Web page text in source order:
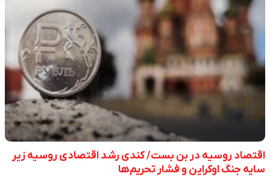
اقتصاد روسیه در بن بست/ کندی رشد اقتصادی روسیه زیر
سایه جنگ اوکراین و فشار تحریم‌ها